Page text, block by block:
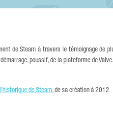
de Steam à travers le témoignage de
poussif, de la plateforme de Valve.
de Steam, de sa création à 2012.